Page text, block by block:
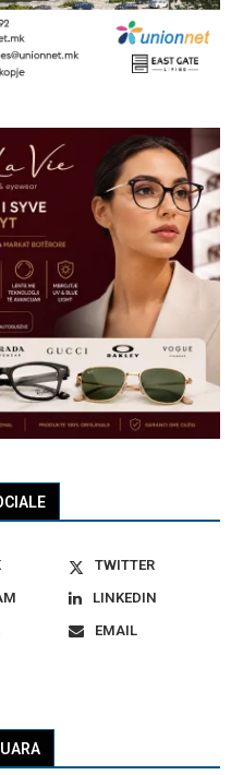
TWITTER
LINKEDIN
EMAIL